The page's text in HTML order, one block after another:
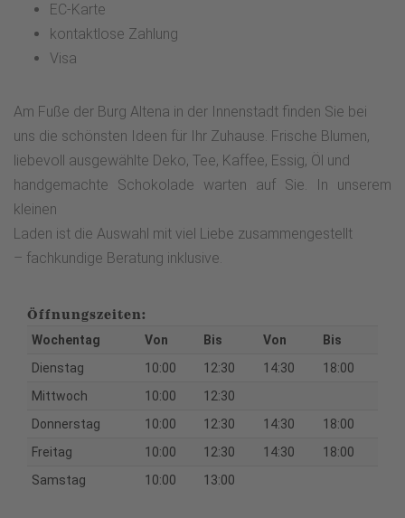
EC-Karte
kontaktlose Zahlung
Visa
Am Fuße der Burg Altena in der Innenstadt finden Sie bei
uns die schönsten Ideen für Ihr Zuhause. Frische Blumen,
liebevoll ausgewählte Deko, Tee, Kaffee, Essig, Öl und
handgemachte Schokolade warten auf Sie. In unserem
kleinen
Laden ist die Auswahl mit viel Liebe zusammengestellt
– fachkundige Beratung inklusive.
Öffnungszeiten:
Wochentag Von Bis Von
Bis
Dienstag
10:00 12:30 14:30
18:00
Mittwoch
10:00
12:30
Donnerstag
10:00 12:30 14:30
18:00
Freitag
10:00 12:30 14:30
18:00
Samstag
10:00 13:00